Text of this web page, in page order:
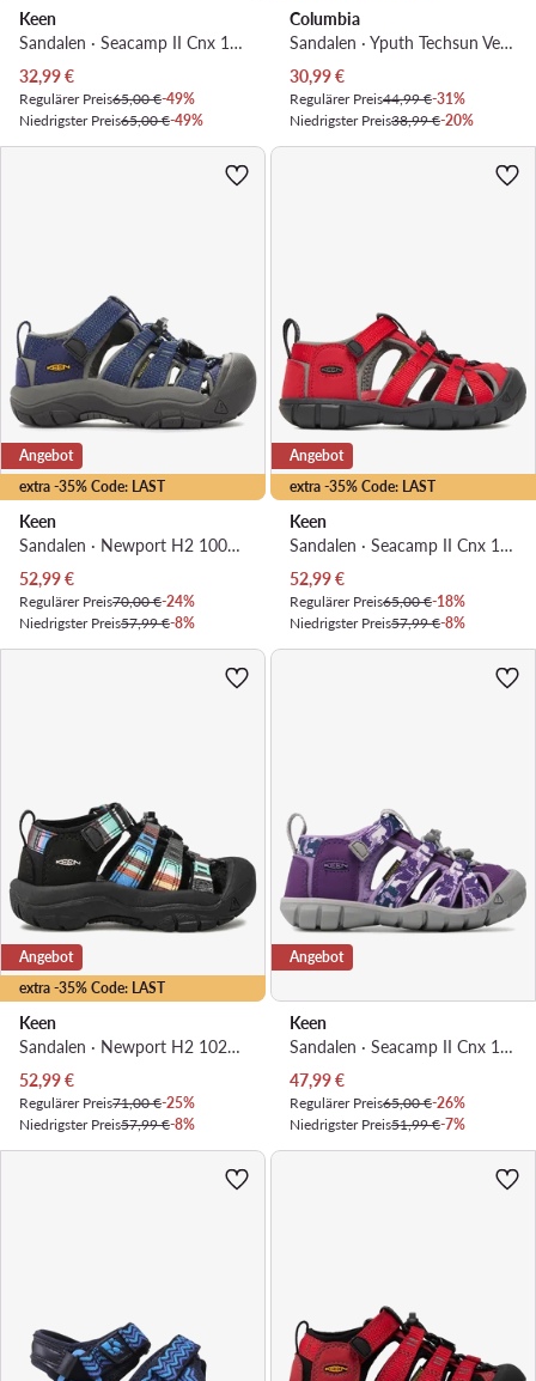
Keen
Sandalen · Seacamp II Cnx 1022970 · Grau
Aktueller Preis
32,99€
Regulärer Preis65,00 €-49%
Niedrigster Preis65,00 €-49%
Columbia
Sandalen · Yputh Techsun Vent BY4566 · Rosa
Aktueller Preis
30,99€
Regulärer Preis44,99 €-31%
Niedrigster Preis38,99 €-20%
extra -35% Code: LAST
Angebot
Keen
Sandalen · Newport H2 1009938 · Dunkelblau
Aktueller Preis
52,99€
Regulärer Preis70,00 €-24%
Niedrigster Preis57,99 €-8%
extra -35% Code: LAST
Angebot
Keen
Sandalen · Seacamp II Cnx 1014470 · Rot
Aktueller Preis
52,99€
Regulärer Preis65,00 €-18%
Niedrigster Preis57,99 €-8%
extra -35% Code: LAST
Angebot
Keen
Sandalen · Newport H2 1026271 · Schwarz
Aktueller Preis
52,99€
Regulärer Preis71,00 €-25%
Niedrigster Preis57,99 €-8%
Angebot
Keen
Sandalen · Seacamp II Cnx 1026317 · Violett
Aktueller Preis
47,99€
Regulärer Preis65,00 €-26%
Niedrigster Preis51,99 €-7%